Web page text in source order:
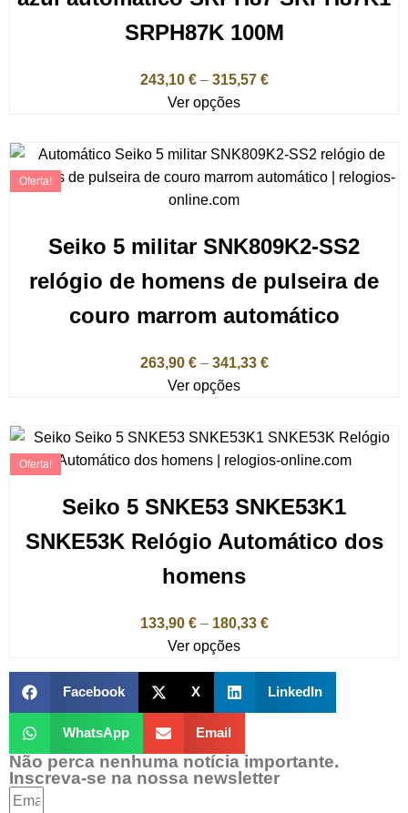
SRPH87K 100M
243,10 € – 315,57 €
Ver opções
Seiko 5 militar SNK809K2-SS2
relógio de homens de pulseira de
couro marrom automático
Oferta!
263,90 € – 341,33 €
Ver opções
Seiko 5 SNKE53 SNKE53K1
SNKE53K Relógio Automático dos
homens
Oferta!
133,90 € – 180,33 €
Ver opções
Facebook X LinkedIn
WhatsApp Email
Não perca nenhuma notícia importante.
Inscreva-se na nossa newsletter